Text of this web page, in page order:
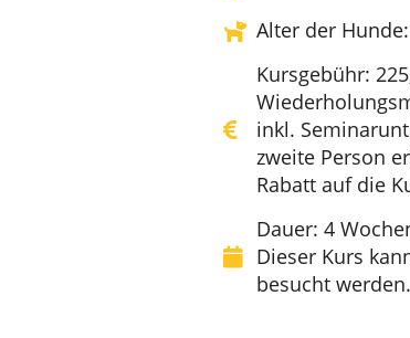
Alter der
Kursgebühr:
inkl.
zweite Person
Rabatt auf die
Dauer: 4
Dieser Kurs
besucht werden.